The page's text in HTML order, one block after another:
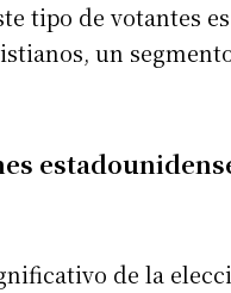
tipo de votantes
un
de la